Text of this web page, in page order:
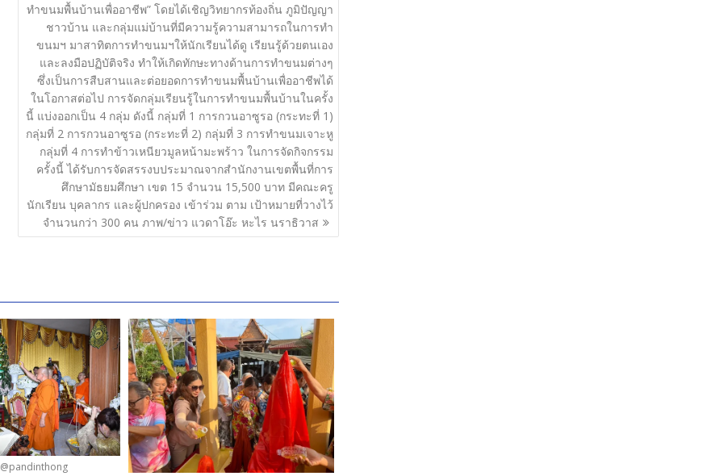
ทำขนมพื้นบ้านเพื่ออาชีพ” โดยได้เชิญวิทยากรท้องถิ่น ภูมิปัญญา
ชาวบ้าน และกลุ่มแม่บ้านที่มีความรู้ความสามารถในการทำ
ขนมฯ มาสาทิตการทำขนมฯให้นักเรียนได้ดู เรียนรู้ด้วยตนเอง
และลงมือปฏิบัติจริง ทำให้เกิดทักษะทางด้านการทำขนมต่างๆ
ซึ่งเป็นการสืบสานและต่อยอดการทำขนมพื้นบ้านเพื่ออาชีพได้
ในโอกาสต่อไป การจัดกลุ่มเรียนรู้ในการทำขนมพื้นบ้านในครั้ง
นี้ แบ่งออกเป็น 4 กลุ่ม ดังนี้ กลุ่มที่ 1 การกวนอาซูรอ (กระทะที่ 1)
กลุ่มที่ 2 การกวนอาซูรอ (กระทะที่ 2) กลุ่มที่ 3 การทำขนมเจาะหู
กลุ่มที่ 4 การทำข้าวเหนียวมูลหน้ามะพร้าว ในการจัดกิจกรรม
ครั้งนี้ ได้รับการจัดสรรงบประมาณจากสำนักงานเขตพื้นที่การ
ศึกษามัธยมศึกษา เขต 15 จำนวน 15,500 บาท มีคณะครู
นักเรียน บุคลากร และผู้ปกครอง เข้าร่วม ตาม เป้าหมายที่วางไว้
จำนวนกว่า 300 คน ภาพ/ข่าว แวดาโอ๊ะ หะไร นราธิวาส
@pandinthong